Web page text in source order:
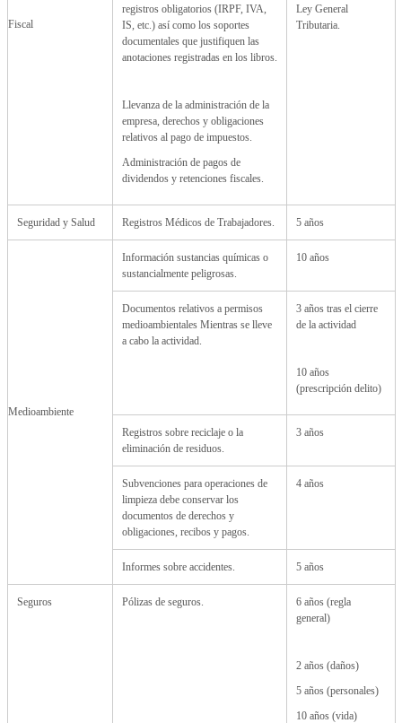
Fiscal
registros obligatorios (IRPF, IVA,
IS, etc.) así como los soportes
documentales que justifiquen las
anotaciones registradas en los libros.
Llevanza de la administración de la
empresa, derechos y obligaciones
relativos al pago de impuestos.
Administración de pagos de
dividendos y retenciones fiscales.
Ley General
Tributaria.
Seguridad y Salud Registros Médicos de Trabajadores. 5 años
Medioambiente
Información sustancias químicas o
sustancialmente peligrosas.
10 años
Documentos relativos a permisos
medioambientales Mientras se lleve
a cabo la actividad.
3 años tras el cierre
de la actividad
10 años
(prescripción delito)
Registros sobre reciclaje o la
eliminación de residuos.
3 años
Subvenciones para operaciones de
limpieza debe conservar los
documentos de derechos y
obligaciones, recibos y pagos.
4 años
Informes sobre accidentes. 5 años
Seguros Pólizas de seguros.
6 años (regla
general)
2 años (daños)
5 años (personales)
10 años (vida)